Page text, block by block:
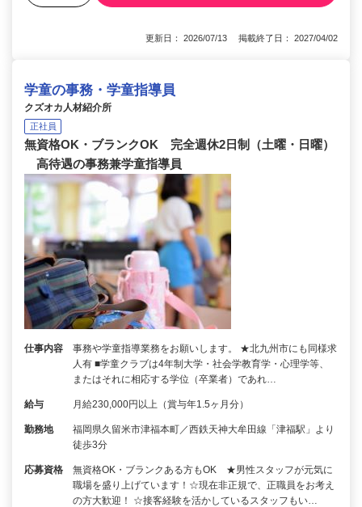
更新日： 2026/07/13 掲載終了日： 2027/04/02
学童の事務・学童指導員
クズオカ人材紹介所
正社員
無資格OK・ブランクOK 完全週休2日制（土曜・日曜）
高待遇の事務兼学童指導員
仕事内容
事務や学童指導業務をお願いします。 ★北九州市にも同様求
人有 ■学童クラブは4年制大学・社会学教育学・心理学等、
またはそれに相応する学位（卒業者）であれ…
給与 月給230,000円以上（賞与年1.5ヶ月分）
勤務地
福岡県久留米市津福本町／西鉄天神大牟田線「津福駅」より
徒歩3分
応募資格
無資格OK・ブランクある方もOK ★男性スタッフが元気に
職場を盛り上げています！☆現在非正規で、正職員をお考え
の方大歓迎！ ☆接客経験を活かしているスタッフもい…